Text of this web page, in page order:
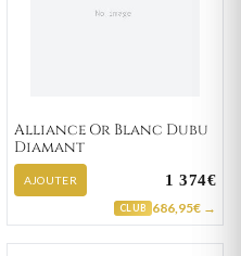
Alliance Or Blanc Dubu
Diamant
AJOUTER 1 374€
CLUB 686,95€ →